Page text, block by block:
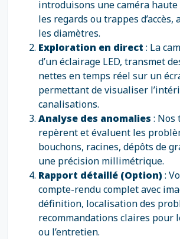
introduisons une caméra
les regards ou trappes d’accès,
les diamètres.
Exploration en direct : La
d’un éclairage LED, transmet
nettes en temps réel sur un
permettant de visualiser
canalisations.
Analyse des anomalies : Nos
repèrent et évaluent les
bouchons, racines, dépôts de
une précision millimétrique.
Rapport détaillé (Option) :
compte-rendu complet avec
définition, localisation des
recommandations claires pour
ou l’entretien.